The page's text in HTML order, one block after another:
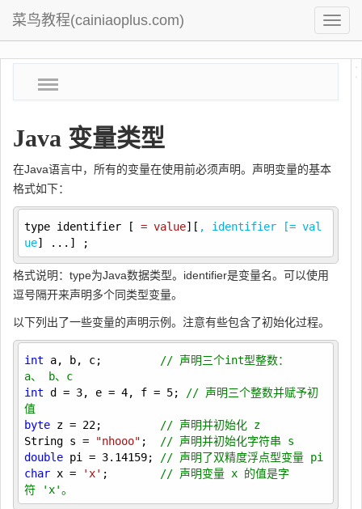
菜
菜鸟教程(cainiaoplus.com)
Java 变量类型
在Java语言中，所有的变量在使用前必须声明。声明变量的基本
格式如下：
type identifier [ = value][ , identifier [= val
ue] ...] ;
格式说明：type为Java数据类型。identifier是变量名。可以使用
逗号隔开来声明多个同类型变量。
以下列出了一些变量的声明示例。注意有些包含了初始化过程。
int a, b, c; // 声明三个int型整数：
a、 b、c
int d = 3, e = 4, f = 5; // 声明三个整数并赋予初
值
byte z = 22; // 声明并初始化 z
String s =
"nhooo" ; // 声明并初始化字符串 s
double pi = 3.14159; // 声明了双精度浮点型变量 pi
char x = 'x' ; // 声明变量 x 的值是字
符 'x'。